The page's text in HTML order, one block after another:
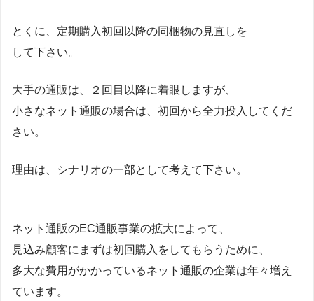
とくに、定期購入初回以降の同梱物の見直しを
して下さい。
大手の通販は、２回目以降に着眼しますが、
小さなネット通販の場合は、初回から全力投入してくだ
さい。
理由は、シナリオの一部として考えて下さい。
ネット通販のEC通販事業の拡大によって、
見込み顧客にまずは初回購入をしてもらうために、
多大な費用がかかっているネット通販の企業は年々増え
ています。